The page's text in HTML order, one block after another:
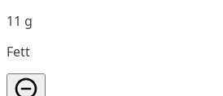
11 g
Fett